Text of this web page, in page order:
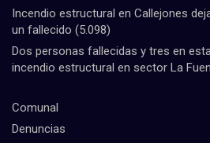
Incendio estructural en Callejones
un fallecido (5.098)
Dos personas fallecidas y tres en
incendio estructural en sector La
Comunal
Denuncias